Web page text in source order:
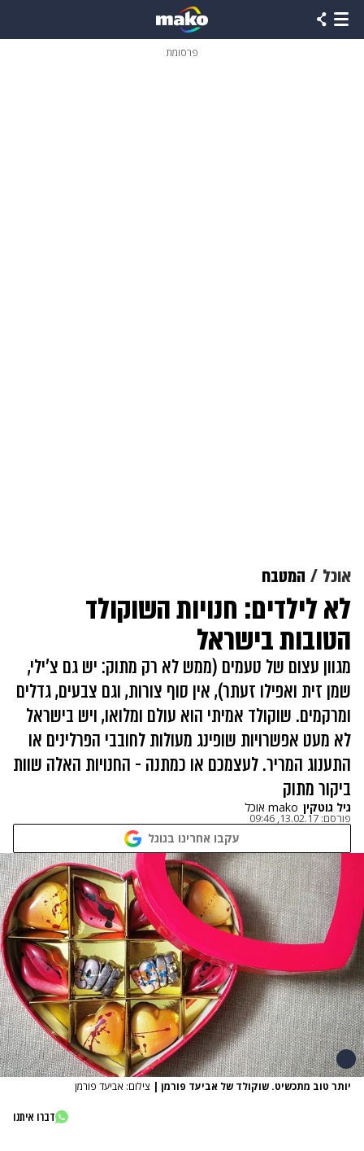
פרסומת
אוכל המטבח
לא לילדים: חנויות השוקולד
הטובות בישראל
מגוון עצום של טעמים (ממש לא רק מתוק: יש גם צ'ילי,
שמן זית ואפילו זעתר), אין סוף צורות, וגם צבעים, גדלים
ומרקמים. שוקולד אמיתי הוא עולם ומלואו, ויש בישראל
לא מעט אפשרויות שופינג מעולות לחובבי הפרלינים או
התענוג המריר. לעצמכם או כמתנה - החנויות האלה שוות
ביקור מתוק
גיל גוטקין mako אוכל
פורסם: 13.02.17, 09:46
עקבו אחרינו בגוגל
יותר טוב מתכשיט. שוקולד של אביעד פורמן | צילום: אביעד פורמן
דברו איתנו